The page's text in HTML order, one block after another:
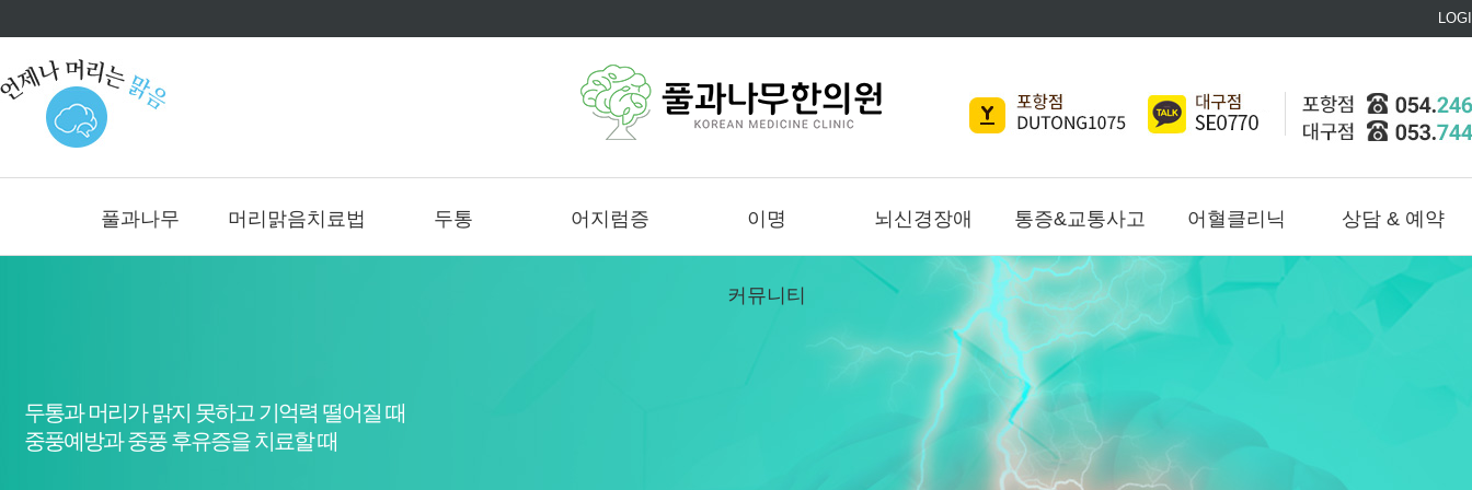
풀과나무 머리맑음치료법 두통 어지럼증 이명 뇌신경장애 통증&교통사고 어혈클리닉 상담 & 예약
커뮤니티
두통과 머리가 맑지 못하고 기억력 떨어질 때
중풍예방과 중풍 후유증을 치료할 때